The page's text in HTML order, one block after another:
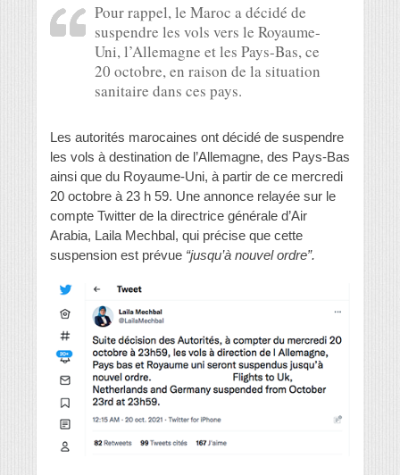
Pour rappel, le Maroc a décidé de
suspendre les vols vers le Royaume-
Uni, l’Allemagne et les Pays-Bas, ce
20 octobre, en raison de la situation
sanitaire dans ces pays.
Les autorités marocaines ont décidé de suspendre
les vols à destination de l’Allemagne, des Pays-Bas
ainsi que du Royaume-Uni, à partir de ce mercredi
20 octobre à 23 h 59. Une annonce relayée sur le
compte Twitter de la directrice générale d’Air
Arabia, Laila Mechbal, qui précise que cette
suspension est prévue “jusqu’à nouvel ordre”.